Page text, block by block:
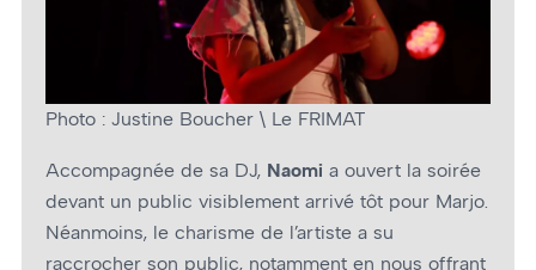
Photo : Justine Boucher \ Le FRIMAT
Accompagnée de sa DJ, Naomi a ouvert la soirée
devant un public visiblement arrivé tôt pour Marjo.
Néanmoins, le charisme de l’artiste a su
raccrocher son public, notamment en nous offrant